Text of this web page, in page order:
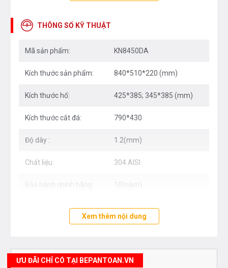
Dòng chậu hạ bậc – tích hợp công năng: thớt gỗ,
Thiết kế chậu 2 hố lệch cho phép chọn hố chậu
THÔNG SỐ KỸ THUẬT
Mã sản phẩm: KN8450DA
Kích thước sản phẩm: 840*510*220 (mm)
Kích thước hố: 425*385; 345*385 (mm)
Kích thước cắt đá: 790*430
Độ dày : 1.2(mm)
Chất liệu: 304 AISI
Bảo hành chính hãng: 10(năm)
Xem thêm nội dung
ƯU ĐÃI CHỈ CÓ TẠI BEPANTOAN.VN